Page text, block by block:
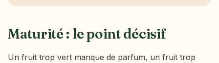
Maturité : le point décisif
Un fruit trop vert manque de parfum, un fruit trop